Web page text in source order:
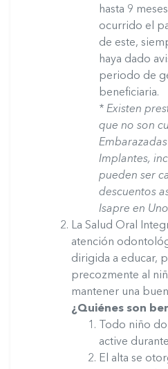
hasta 9
ocurrido el
de este,
haya dado
periodo de
beneficiaria.
* Existen
que no son
Implantes,
pueden ser
descuentos
Isapre en
La Salud Oral
atención
dirigida a educar,
precozmente al
mantener una
¿Quiénes son
Todo niño
active
El alta se